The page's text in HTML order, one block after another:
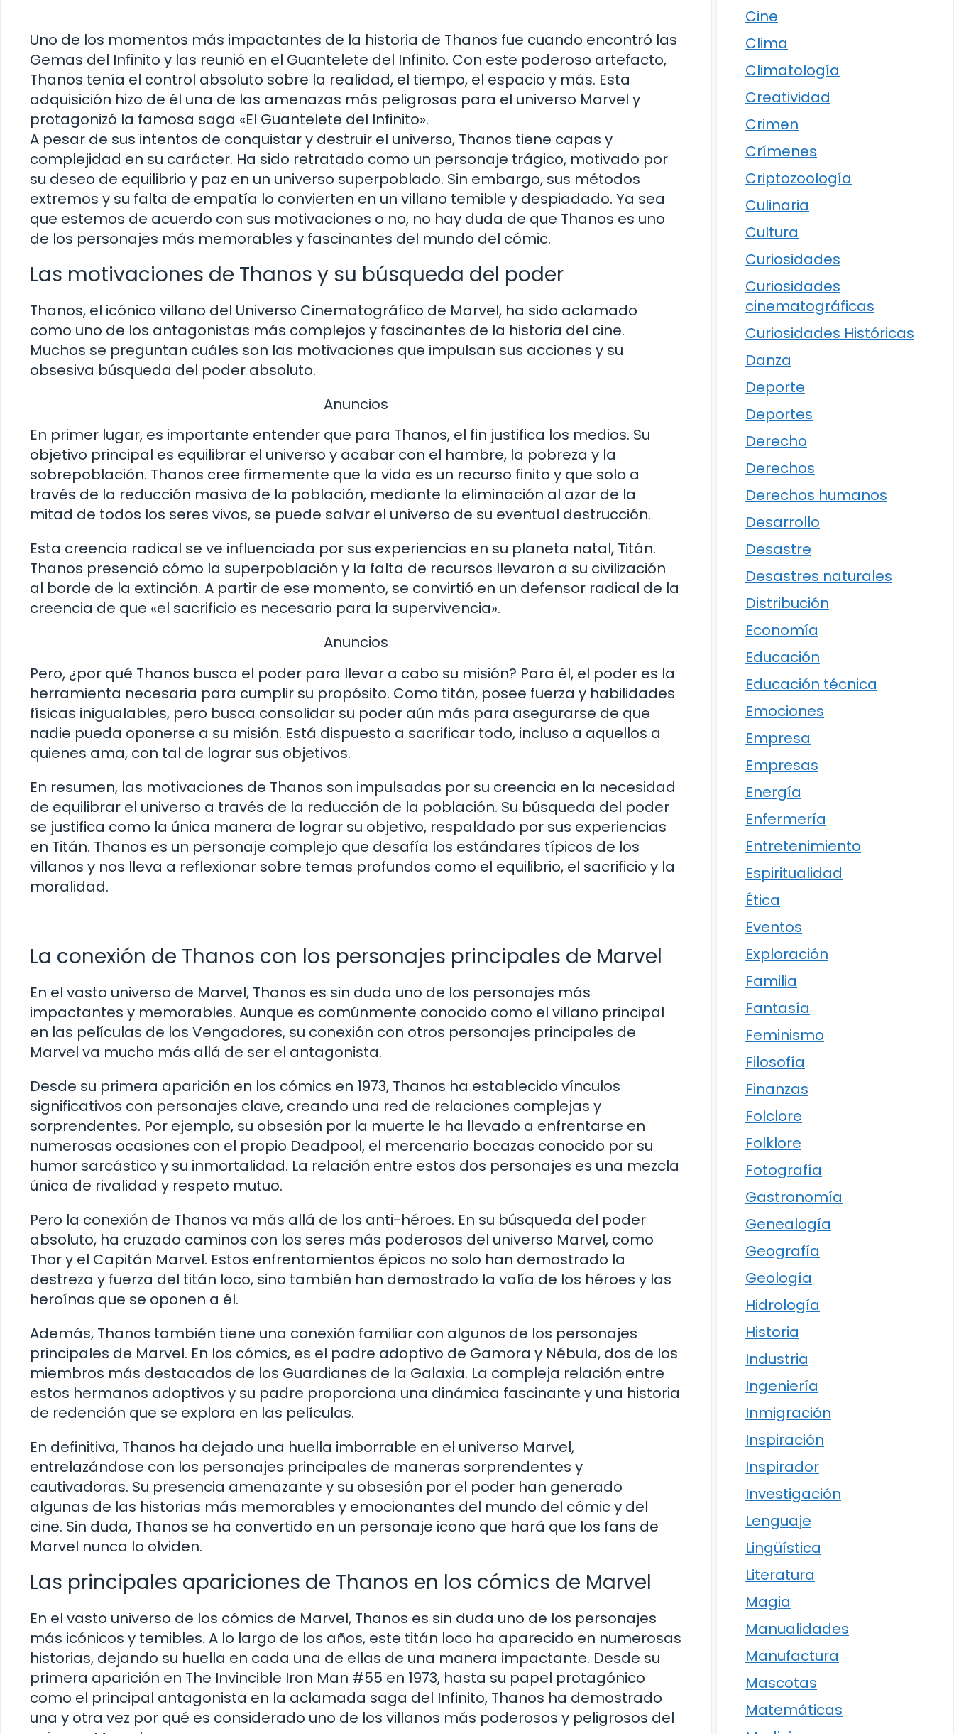
Uno de los momentos más impactantes de la historia de Thanos fue cuando encontró las
Gemas del Infinito y las reunió en el Guantelete del Infinito. Con este poderoso artefacto,
Thanos tenía el control absoluto sobre la realidad, el tiempo, el espacio y más. Esta
adquisición hizo de él una de las amenazas más peligrosas para el universo Marvel y
protagonizó la famosa saga «El Guantelete del Infinito».
A pesar de sus intentos de conquistar y destruir el universo, Thanos tiene capas y
complejidad en su carácter. Ha sido retratado como un personaje trágico, motivado por
su deseo de equilibrio y paz en un universo superpoblado. Sin embargo, sus métodos
extremos y su falta de empatía lo convierten en un villano temible y despiadado. Ya sea
que estemos de acuerdo con sus motivaciones o no, no hay duda de que Thanos es uno
de los personajes más memorables y fascinantes del mundo del cómic.
Las motivaciones de Thanos y su búsqueda del poder
Thanos, el icónico villano del Universo Cinematográfico de Marvel, ha sido aclamado
como uno de los antagonistas más complejos y fascinantes de la historia del cine.
Muchos se preguntan cuáles son las motivaciones que impulsan sus acciones y su
obsesiva búsqueda del poder absoluto.
Anuncios
En primer lugar, es importante entender que para Thanos, el fin justifica los medios. Su
objetivo principal es equilibrar el universo y acabar con el hambre, la pobreza y la
sobrepoblación. Thanos cree firmemente que la vida es un recurso finito y que solo a
través de la reducción masiva de la población, mediante la eliminación al azar de la
mitad de todos los seres vivos, se puede salvar el universo de su eventual destrucción.
Esta creencia radical se ve influenciada por sus experiencias en su planeta natal, Titán.
Thanos presenció cómo la superpoblación y la falta de recursos llevaron a su civilización
al borde de la extinción. A partir de ese momento, se convirtió en un defensor radical de la
creencia de que «el sacrificio es necesario para la supervivencia».
Anuncios
Pero, ¿por qué Thanos busca el poder para llevar a cabo su misión? Para él, el poder es la
herramienta necesaria para cumplir su propósito. Como titán, posee fuerza y habilidades
físicas inigualables, pero busca consolidar su poder aún más para asegurarse de que
nadie pueda oponerse a su misión. Está dispuesto a sacrificar todo, incluso a aquellos a
quienes ama, con tal de lograr sus objetivos.
En resumen, las motivaciones de Thanos son impulsadas por su creencia en la necesidad
de equilibrar el universo a través de la reducción de la población. Su búsqueda del poder
se justifica como la única manera de lograr su objetivo, respaldado por sus experiencias
en Titán. Thanos es un personaje complejo que desafía los estándares típicos de los
villanos y nos lleva a reflexionar sobre temas profundos como el equilibrio, el sacrificio y la
moralidad.
La conexión de Thanos con los personajes principales de Marvel
En el vasto universo de Marvel, Thanos es sin duda uno de los personajes más
impactantes y memorables. Aunque es comúnmente conocido como el villano principal
en las películas de los Vengadores, su conexión con otros personajes principales de
Marvel va mucho más allá de ser el antagonista.
Desde su primera aparición en los cómics en 1973, Thanos ha establecido vínculos
significativos con personajes clave, creando una red de relaciones complejas y
sorprendentes. Por ejemplo, su obsesión por la muerte le ha llevado a enfrentarse en
numerosas ocasiones con el propio Deadpool, el mercenario bocazas conocido por su
humor sarcástico y su inmortalidad. La relación entre estos dos personajes es una mezcla
única de rivalidad y respeto mutuo.
Pero la conexión de Thanos va más allá de los anti-héroes. En su búsqueda del poder
absoluto, ha cruzado caminos con los seres más poderosos del universo Marvel, como
Thor y el Capitán Marvel. Estos enfrentamientos épicos no solo han demostrado la
destreza y fuerza del titán loco, sino también han demostrado la valía de los héroes y las
heroínas que se oponen a él.
Además, Thanos también tiene una conexión familiar con algunos de los personajes
principales de Marvel. En los cómics, es el padre adoptivo de Gamora y Nébula, dos de los
miembros más destacados de los Guardianes de la Galaxia. La compleja relación entre
estos hermanos adoptivos y su padre proporciona una dinámica fascinante y una historia
de redención que se explora en las películas.
En definitiva, Thanos ha dejado una huella imborrable en el universo Marvel,
entrelazándose con los personajes principales de maneras sorprendentes y
cautivadoras. Su presencia amenazante y su obsesión por el poder han generado
algunas de las historias más memorables y emocionantes del mundo del cómic y del
cine. Sin duda, Thanos se ha convertido en un personaje icono que hará que los fans de
Marvel nunca lo olviden.
Las principales apariciones de Thanos en los cómics de Marvel
En el vasto universo de los cómics de Marvel, Thanos es sin duda uno de los personajes
más icónicos y temibles. A lo largo de los años, este titán loco ha aparecido en numerosas
historias, dejando su huella en cada una de ellas de una manera impactante. Desde su
primera aparición en The Invincible Iron Man #55 en 1973, hasta su papel protagónico
como el principal antagonista en la aclamada saga del Infinito, Thanos ha demostrado
una y otra vez por qué es considerado uno de los villanos más poderosos y peligrosos del
Cine
Clima
Climatología
Creatividad
Crimen
Crímenes
Criptozoología
Culinaria
Cultura
Curiosidades
Curiosidades
cinematográficas
Curiosidades Históricas
Danza
Deporte
Deportes
Derecho
Derechos
Derechos humanos
Desarrollo
Desastre
Desastres naturales
Distribución
Economía
Educación
Educación técnica
Emociones
Empresa
Empresas
Energía
Enfermería
Entretenimiento
Espiritualidad
Ética
Eventos
Exploración
Familia
Fantasía
Feminismo
Filosofía
Finanzas
Folclore
Folklore
Fotografía
Gastronomía
Genealogía
Geografía
Geología
Hidrología
Historia
Industria
Ingeniería
Inmigración
Inspiración
Inspirador
Investigación
Lenguaje
Lingüística
Literatura
Magia
Manualidades
Manufactura
Mascotas
Matemáticas